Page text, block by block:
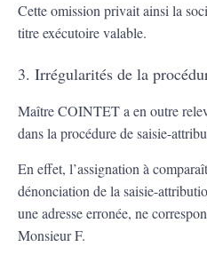
Cette omission privait ainsi la
titre exécutoire valable.
3. Irrégularités de la
Maître COINTET a en outre
dans la procédure de saisie-
En effet, l’assignation à
dénonciation de la saisie-
une adresse erronée, ne
Monsieur F.